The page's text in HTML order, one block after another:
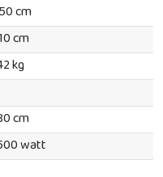
cm
cm
kg
cm
watt